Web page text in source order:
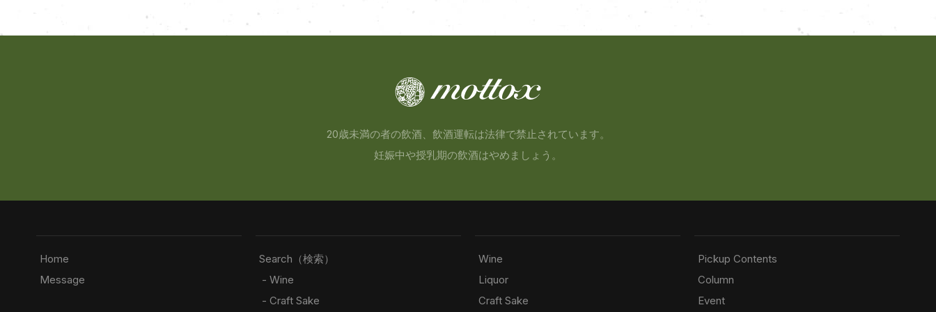
20歳未満の者の飲酒、飲酒運転は法律で禁止されています。
妊娠中や授乳期の飲酒はやめましょう。
Home
Message
Search（検索）
- Wine
- Craft Sake
Wine
Liquor
Craft Sake
Pickup Contents
Column
Event